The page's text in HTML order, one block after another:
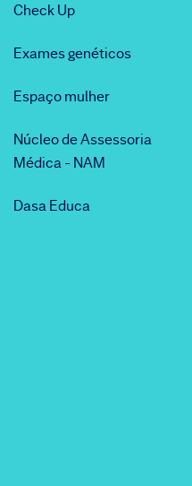
Check Up
Exames genéticos
Espaço mulher
Núcleo de Assessoria
Médica - NAM
Dasa Educa